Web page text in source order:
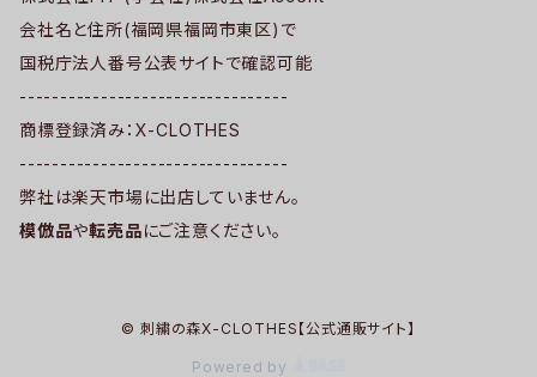
会社名と住所(福岡県福岡市東区)で
国税庁法人番号公表サイトで確認可能
---------------------------------
商標登録済み：X-CLOTHES
---------------------------------
弊社は楽天市場に出店していません。
模倣品や転売品にご注意ください。
© 刺繍の森X-CLOTHES【公式通販サイト】
Powered by